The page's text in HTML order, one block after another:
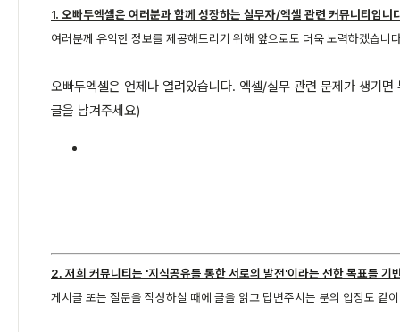
1. 오빠두엑셀은 여러분과 함께 성장하는 실무자/엑셀 관련 커뮤니티입니
여러분께 유익한 정보를 제공해드리기 위해 앞으로도 더욱 노력하겠습니
오빠두엑셀은 언제나 열려있습니다. 엑셀/실무 관련 문제가 생기
글을 남겨주세요)
2. 저희 커뮤니티는 '지식공유를 통한 서로의 발전'이라는 선한 목표를 기
게시글 또는 질문을 작성하실 때에 글을 읽고 답변주시는 분의 입장도 같